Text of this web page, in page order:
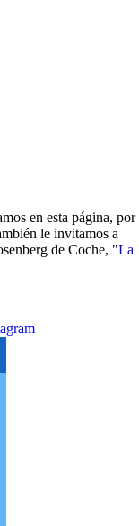
en esta página, por
le invitamos a
de Coche, "La